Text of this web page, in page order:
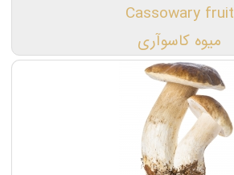
Cassowary fruit
میوه کاسوآری